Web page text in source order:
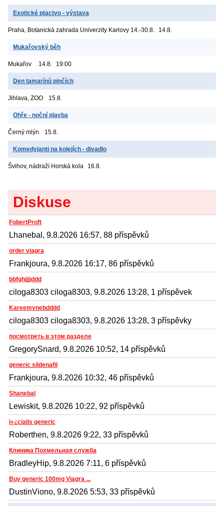
Exotické ptactvo - výstava
Praha, Botanická zahrada Univerzity Karlovy 14.-30.8. 14.8.
Mukařovský běh
Mukařov 14.8. 19:00
Den tamarínů pinčích
Jihlava, ZOO 15.8.
Ohře - noční plavba
Černý mlýn 15.8.
Komedyjanti na kolejích - divadlo
Švihov, nádraží Horská kola 16.8.
Diskuse
FobertProft
Lhanebal, 9.8.2026 16:57, 88 příspěvků
order viagra
Frankjoura, 9.8.2026 16:17, 86 příspěvků
bbfghjjjjddd
ciloga8303 ciloga8303, 9.8.2026 13:28, 1 příspěvek
Kareemynebdddd
ciloga8303 ciloga8303, 9.8.2026 13:28, 3 příspěvky
посмотреть в этом разделе
GregorySnard, 9.8.2026 10:52, 14 příspěvků
generic sildenafil
Frankjoura, 9.8.2026 10:32, 46 příspěvků
Shanebal
Lewiskit, 9.8.2026 10:22, 92 příspěvků
ï»¿cialis generic
Roberthen, 9.8.2026 9:22, 33 příspěvků
Клиника Похмельная служба
BradleyHip, 9.8.2026 7:11, 6 příspěvků
Buy generic 100mg Viagra ...
DustinViono, 9.8.2026 5:53, 33 příspěvků